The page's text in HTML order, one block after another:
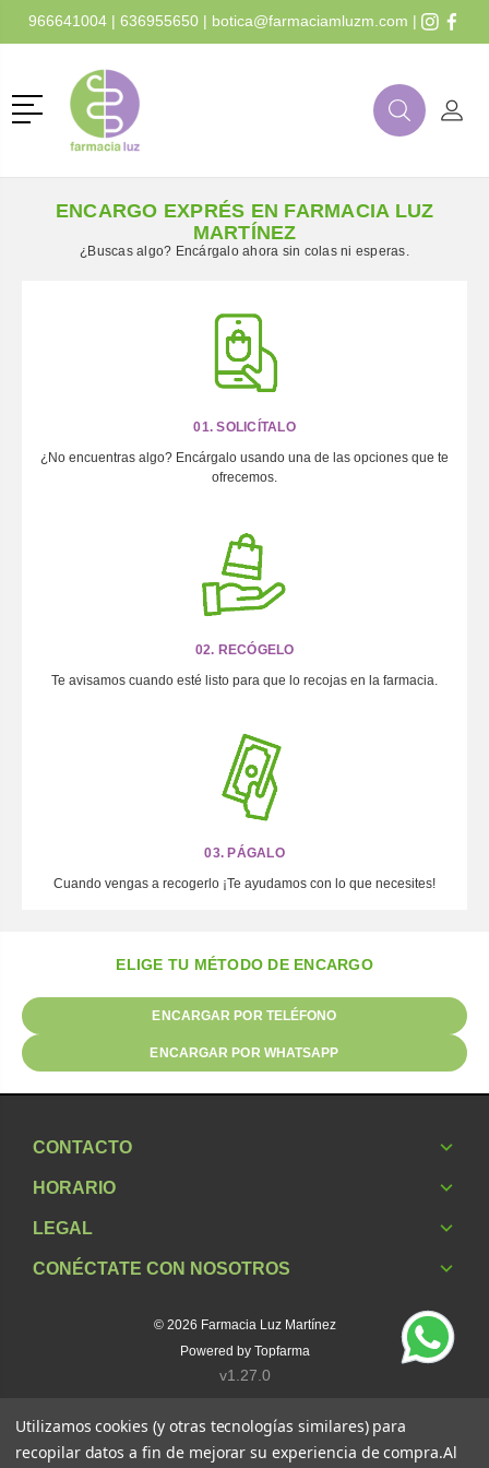
966641004 | 636955650 | botica@farmaciamluzm.com |
Menú
BuscarMi
ENCARGO EXPRÉS EN FARMACIA LUZ
MARTÍNEZ
¿Buscas algo? Encárgalo ahora sin colas ni esperas.
01. SOLICÍTALO
¿No encuentras algo? Encárgalo usando una de las opciones que te
ofrecemos.
02. RECÓGELO
Te avisamos cuando esté listo para que lo recojas en la farmacia.
03. PÁGALO
Cuando vengas a recogerlo ¡Te ayudamos con lo que necesites!
ELIGE TU MÉTODO DE ENCARGO
ENCARGAR POR TELÉFONO
ENCARGAR POR WHATSAPP
CONTACTO
HORARIO
LEGAL
CONÉCTATE CON NOSOTROS
© 2026 Farmacia Luz Martínez
Powered by Topfarma
v1.27.0
Utilizamos cookies (y otras tecnologías similares) para
recopilar datos a fin de mejorar su experiencia de compra.Al